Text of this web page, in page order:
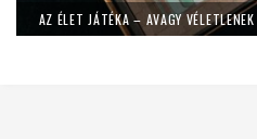
AZ ÉLET JÁTÉKA – AVAGY